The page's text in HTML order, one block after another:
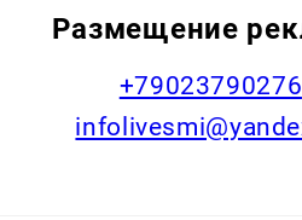
Размещение
+79023790276